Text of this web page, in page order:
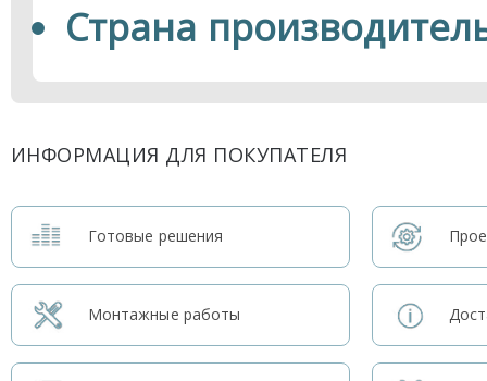
Страна
ИНФОРМАЦИЯ ДЛЯ ПОКУПАТЕЛЯ
Готовые решения
Монтажные работы